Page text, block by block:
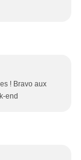
! Bravo aux
end